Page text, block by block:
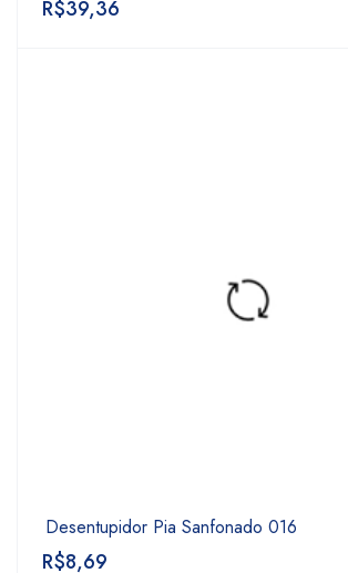
R$39,36
Desentupidor Pia Sanfonado 016
R$8,69